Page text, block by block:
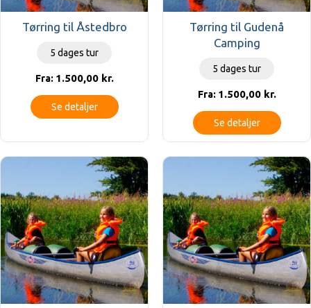
Tørring til Åstedbro
5 dages tur
Fra: 1.500,00 kr.
Se detaljer
Tørring til Gudenå
Camping
5 dages tur
Fra: 1.500,00 kr.
Se detaljer